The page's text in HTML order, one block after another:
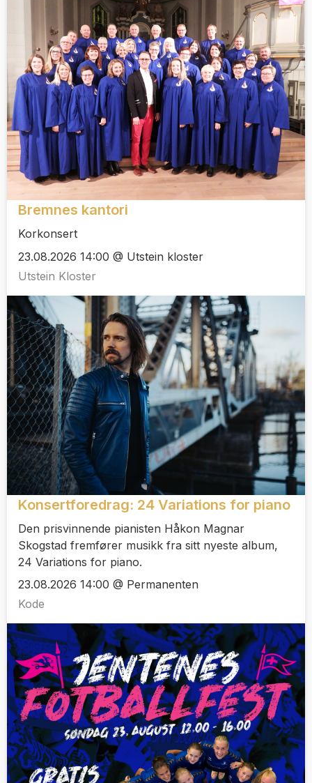
Bremnes kantori
Korkonsert
23.08.2026 14:00 @ Utstein kloster
Utstein Kloster
Konsertforedrag: 24 Variations for piano
Den prisvinnende pianisten Håkon Magnar
Skogstad fremfører musikk fra sitt nyeste album,
24 Variations for piano.
23.08.2026 14:00 @ Permanenten
Kode